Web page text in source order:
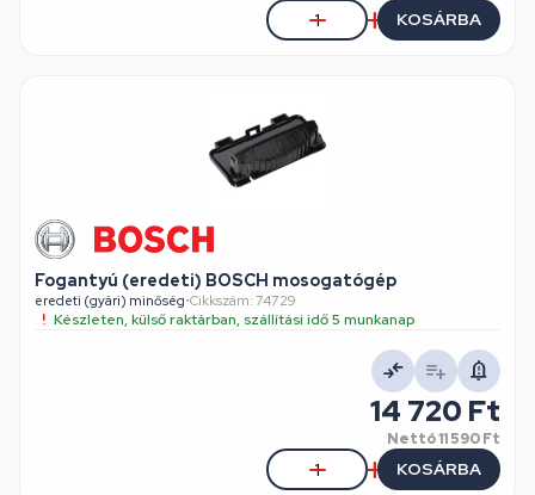
KOSÁRBA
Fogantyú (eredeti) BOSCH mosogatógép
eredeti (gyári) minőség•Cikkszám: 74729
Készleten, külső raktárban, szállítási idő 5 munkanap
14 720 Ft
Nettó11 590 Ft
KOSÁRBA